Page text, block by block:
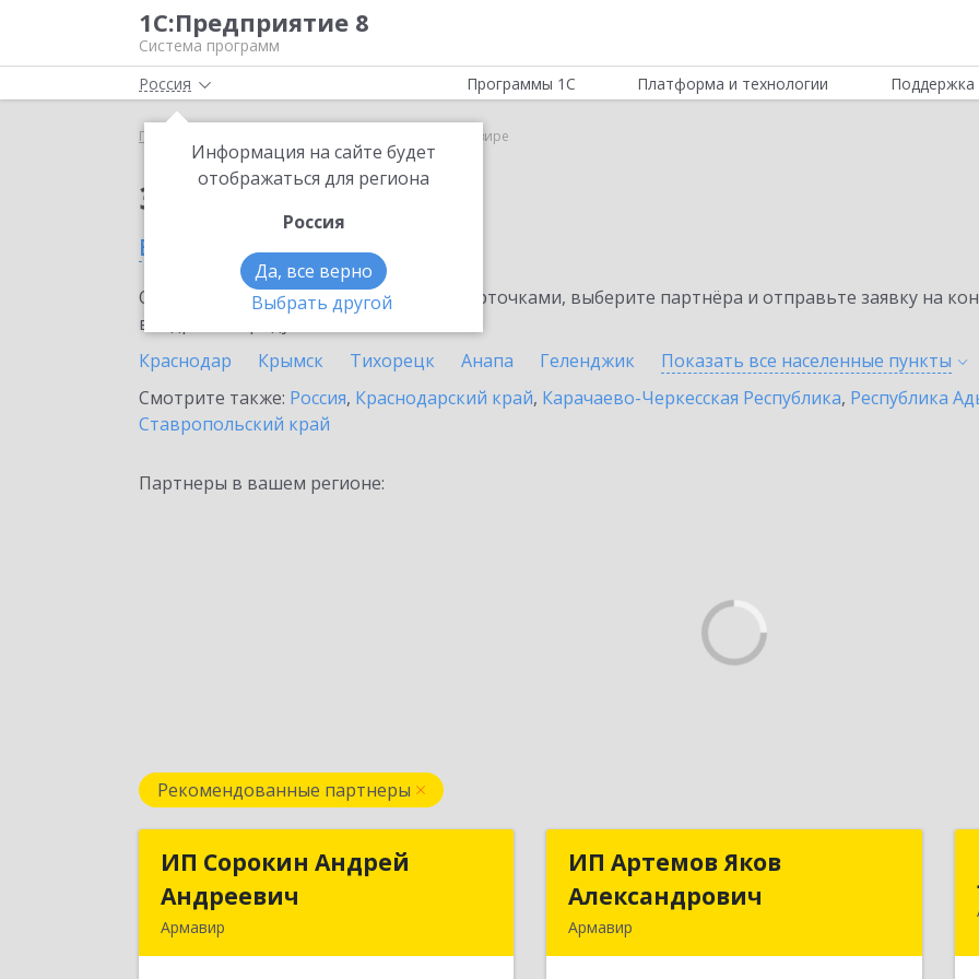
1С:Предприятие 8
Система программ
Россия
Информация на сайте будет
отображаться для региона
Россия
Да, все верно
Выбрать другой
Программы 1С Платформа и технологии Поддержка
Главная mag1c в Армавире
Заказать mag1c
в Армавире
Ознакомьтесь с информационными карточками, выберите партнёра и отправьте заявку на
внедрение продукта.
Краснодар
Крымск Тихорецк Анапа Геленджик Показать все населенные пункты
Смотрите также: Россия, Краснодарский край, Карачаево-Черкесская Республика, Республика
Ставропольский край
Партнеры в вашем регионе:
Рекомендованные партнеры
ИП Сорокин Андрей
Андреевич
Армавир
ИП Сорокин Андрей
ИП Артемов Яков
Александрович
Армавир
ИП Артемов Яков
Александрович